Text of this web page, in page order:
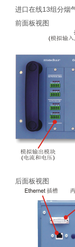
进口在线13组分烟
前面板视图
后面板视图